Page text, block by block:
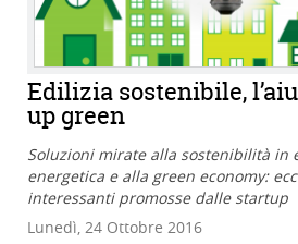
Edilizia sostenibile,
up green
Soluzioni mirate alla sostenibilità in
energetica e alla green economy:
interessanti promosse dalle startup
Lunedì, 24 Ottobre 2016